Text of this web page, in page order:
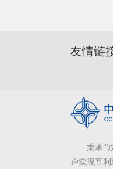
友情链
秉承“
户实现互